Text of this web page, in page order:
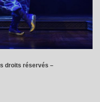
droits réservés –